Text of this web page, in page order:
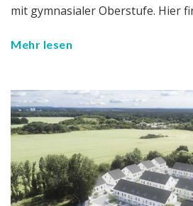
mit gymnasialer Oberstufe. Hier
Mehr lesen